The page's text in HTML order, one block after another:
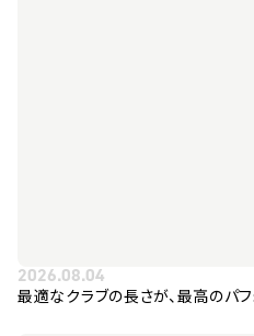
2026.08.04
最適なクラブの長さが、最高のパ